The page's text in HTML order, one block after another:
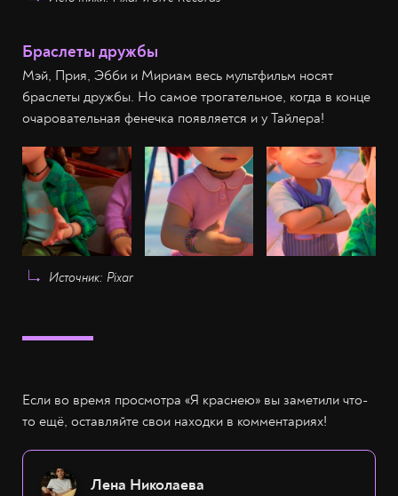
Браслеты дружбы
Мэй, Прия, Эбби и Мириам весь мультфильм носят
браслеты дружбы. Но самое трогательное, когда в конце
очаровательная фенечка появляется и у Тайлера!
Источник: Pixar
Если во время просмотра «Я краснею» вы заметили что-
то ещё, оставляйте свои находки в комментариях!
Лена Николаева